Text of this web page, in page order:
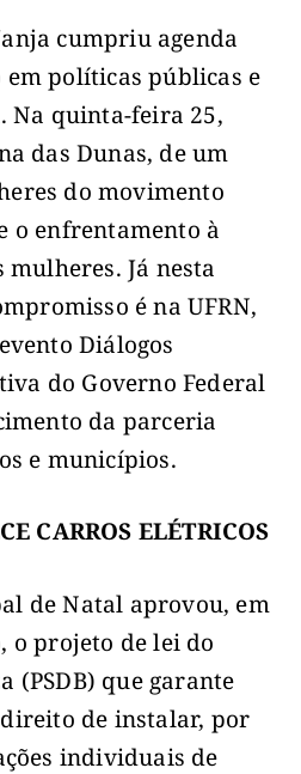
cumpriu agenda
em políticas públicas e
Na quinta-feira 25,
das Dunas, de um
do movimento
o enfrentamento à
Já nesta
é na UFRN,
Diálogos
do Governo Federal
da parceria
e municípios.
CARROS ELÉTRICOS
de Natal aprovou, em
o projeto de lei do
(PSDB) que garante
de instalar, por
individuais de